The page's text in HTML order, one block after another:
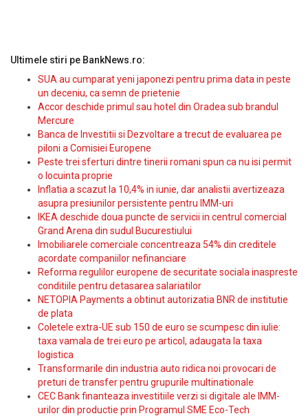
Ultimele stiri pe BankNews.ro:
SUA au cumparat yeni japonezi pentru prima data in peste
un deceniu, ca semn de prietenie
Accor deschide primul sau hotel din Oradea sub brandul
Mercure
Banca de Investitii si Dezvoltare a trecut de evaluarea pe
piloni a Comisiei Europene
Peste trei sferturi dintre tinerii romani spun ca nu isi permit
o locuinta proprie
Inflatia a scazut la 10,4% in iunie, dar analistii avertizeaza
asupra presiunilor persistente pentru IMM-uri
IKEA deschide doua puncte de servicii in centrul comercial
Grand Arena din sudul Bucurestiului
Imobiliarele comerciale concentreaza 54% din creditele
acordate companiilor nefinanciare
Reforma regulilor europene de securitate sociala inaspreste
conditiile pentru detasarea salariatilor
NETOPIA Payments a obtinut autorizatia BNR de institutie
de plata
Coletele extra-UE sub 150 de euro se scumpesc din iulie:
taxa vamala de trei euro pe articol, adaugata la taxa
logistica
Transformarile din industria auto ridica noi provocari de
preturi de transfer pentru grupurile multinationale
CEC Bank finanteaza investitiile verzi si digitale ale IMM-
urilor din productie prin Programul SME Eco-Tech